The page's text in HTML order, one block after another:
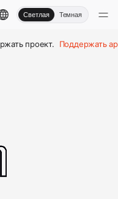
Светлая Темная
проект. Поддержать